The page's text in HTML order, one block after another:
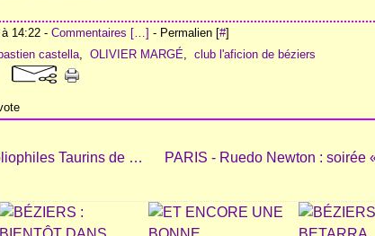
14:22 - Commentaires […] - Permalien [#]
castella, OLIVIER MARGÉ, club l'aficion de béziers
ubtf - L'Union des Bibliophiles Taurins de France présente :